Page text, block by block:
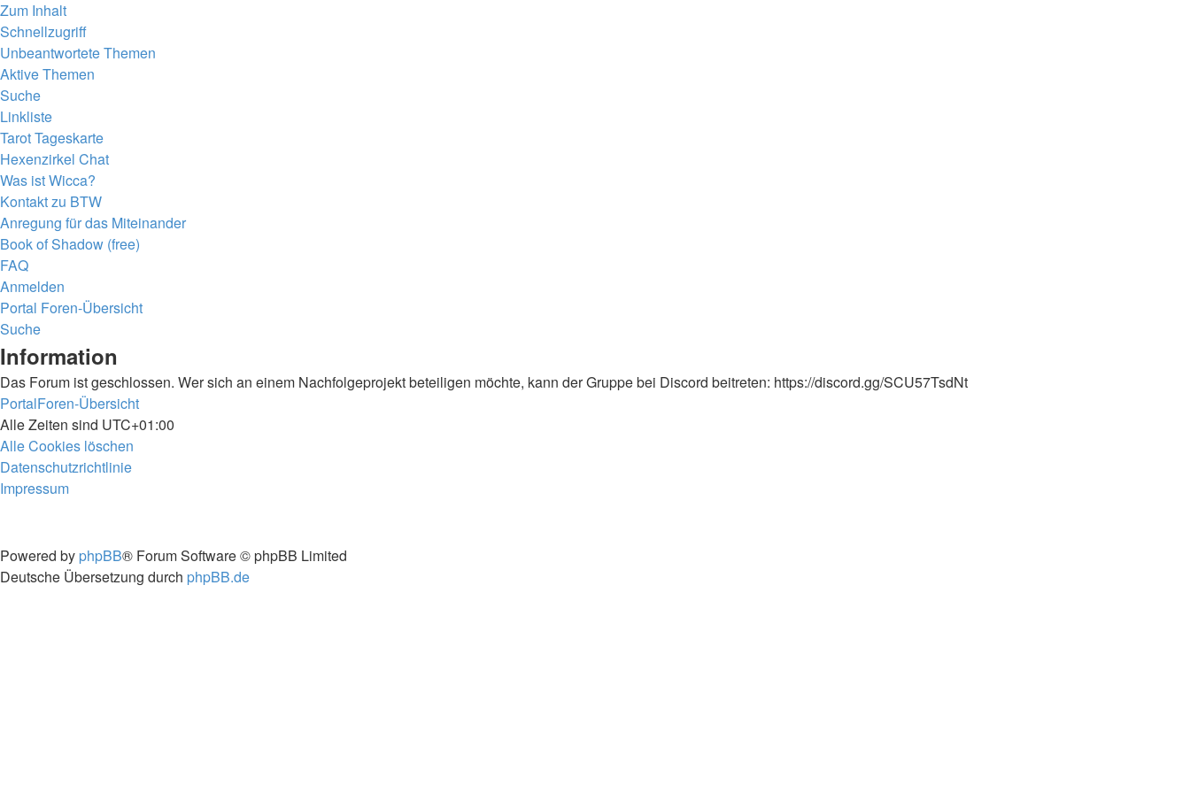
Zum Inhalt
Schnellzugriff
Unbeantwortete Themen
Aktive Themen
Suche
Linkliste
Tarot Tageskarte
Hexenzirkel Chat
Was ist Wicca?
Kontakt zu BTW
Anregung für das Miteinander
Book of Shadow (free)
FAQ
Anmelden
Portal Foren-Übersicht
Suche
Information
Das Forum ist geschlossen. Wer sich an einem Nachfolgeprojekt beteiligen möchte, kann der Gruppe bei Discord beitreten: https://discord.gg/SCU57TsdNt
PortalForen-Übersicht
Alle Zeiten sind UTC+01:00
Alle Cookies löschen
Datenschutzrichtlinie
Impressum
Powered by phpBB® Forum Software © phpBB Limited
Deutsche Übersetzung durch phpBB.de